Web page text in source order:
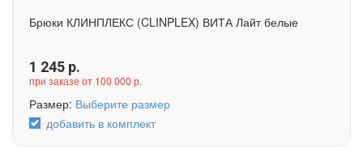
Брюки КЛИНПЛЕКС (CLINPLEX) ВИТА Лайт белые
1 245 р.
при заказе от 100 000 р.
Размер: Выберите размер
добавить в комплект